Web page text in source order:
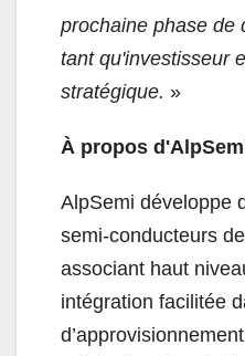
prochaine phase de
tant qu'investisseur
stratégique. »
À propos
AlpSemi développe
semi-conducteurs
associant haut
intégration facilitée